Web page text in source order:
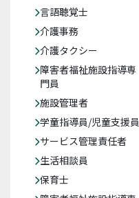
言語聴覚士
介護事務
介護タクシー
障害者福祉施設指導専
門員
施設管理者
学童指導員/児童支援員
サービス管理責任者
生活相談員
保育士